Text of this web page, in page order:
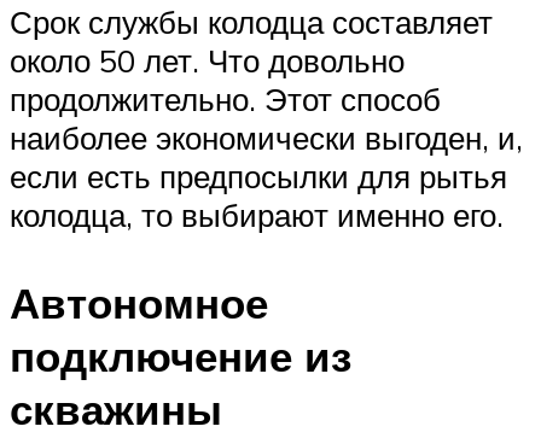
Срок службы колодца составляет
около 50 лет. Что довольно
продолжительно. Этот способ
наиболее экономически выгоден, и,
если есть предпосылки для рытья
колодца, то выбирают именно его.
Автономное
подключение из
скважины